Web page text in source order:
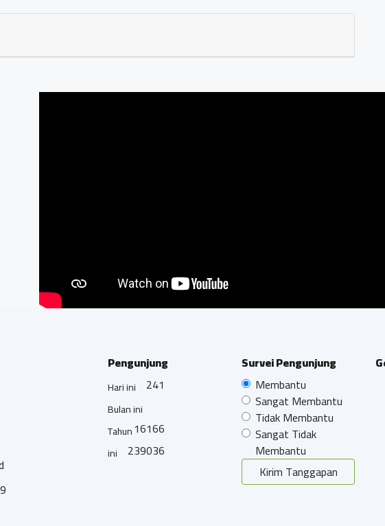
Pengunjung
Hari ini 241
Bulan ini
16166
Tahun
ini
239036
Survei Pengunjung
Membantu
Sangat Membantu
Tidak Membantu
Sangat Tidak
Membantu
Kirim Tanggapan